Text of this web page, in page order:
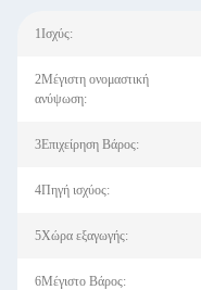
1Ισχύς:
2Μέγιστη ονομαστική
ανύψωση:
3Επιχείρηση Βάρος:
4Πηγή ισχύος:
5Χώρα εξαγωγής:
6Μέγιστο Βάρος: